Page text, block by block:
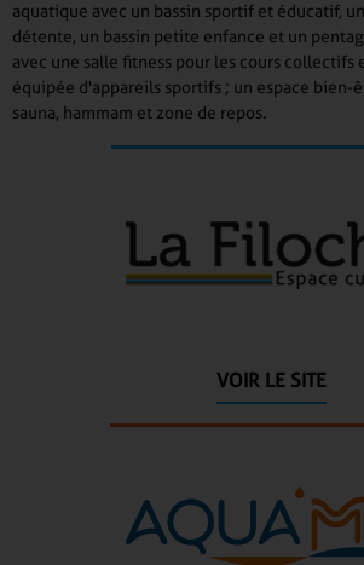
aquatique avec un bassin sportif et éducatif,
détente, un bassin petite enfance et un
avec une salle fitness pour les cours collectifs
équipée d'appareils sportifs ; un espace bien-
sauna, hammam et zone de repos.
VOIR LE SITE